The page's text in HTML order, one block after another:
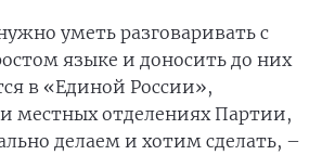
уметь разговаривать с
языке и доносить до них
в «Единой России»,
местных отделениях Партии,
делаем и хотим сделать, –